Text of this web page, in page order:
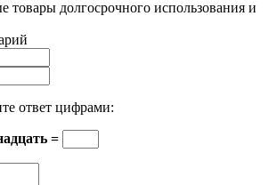
товары долгосрочного использования и
ответ цифрами:
=